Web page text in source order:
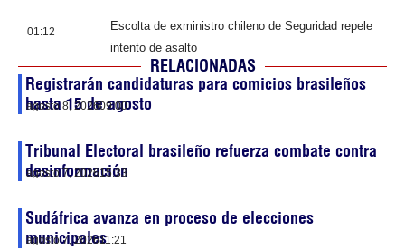
01:12
Escolta de exministro chileno de Seguridad repele
intento de asalto
RELACIONADAS
Registrarán candidaturas para comicios brasileños
hasta 15 de agosto
agosto 8, 202609:00
Tribunal Electoral brasileño refuerza combate contra
desinformación
agosto 7, 202615:33
Sudáfrica avanza en proceso de elecciones
municipales
agosto 7, 202611:21